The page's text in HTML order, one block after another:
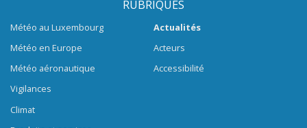
RUBRIQUES
Météo au Luxembourg
Météo en Europe
Météo aéronautique
Vigilances
Climat
Actualités
Acteurs
Accessibilité